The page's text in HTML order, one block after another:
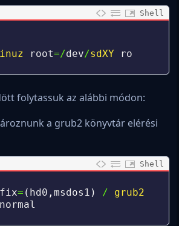
Shell
root=/dev/sdXY ro
folytassuk az alábbi módon:
a grub2 könyvtár elérési
Shell
= ( hd0 , msdos1 ) /
grub2
normal